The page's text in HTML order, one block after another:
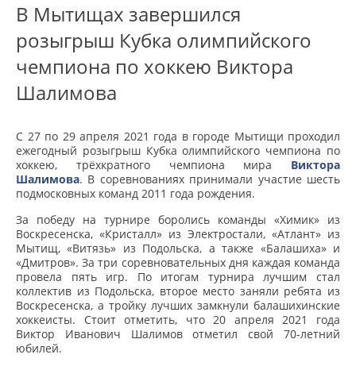
В Мытищах завершился
розыгрыш Кубка олимпийского
чемпиона по хоккею Виктора
Шалимова
С 27 по 29 апреля 2021 года в городе Мытищи проходил
ежегодный розыгрыш Кубка олимпийского чемпиона по
хоккею, трёхкратного чемпиона мира Виктора
Шалимова. В соревнованиях принимали участие шесть
подмосковных команд 2011 года рождения.
За победу на турнире боролись команды «Химик» из
Воскресенска, «Кристалл» из Электростали, «Атлант» из
Мытищ, «Витязь» из Подольска, а также «Балашиха» и
«Дмитров». За три соревновательных дня каждая команда
провела пять игр. По итогам турнира лучшим стал
коллектив из Подольска, второе место заняли ребята из
Воскресенска, а тройку лучших замкнули балашихинские
хоккеисты. Стоит отметить, что 20 апреля 2021 года
Виктор Иванович Шалимов отметил свой 70-летний
юбилей.